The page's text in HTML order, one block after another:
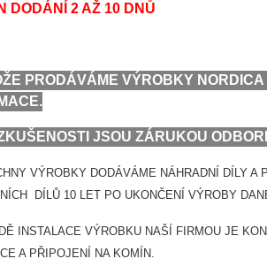
DODÁNÍ 2 AŽ 10 DNŮ
PRODÁVÁME VÝROBKY
JSOU ZÁRUKOU
VÝROBKY DODÁVÁME NÁHRADNÍ DÍLY
DÍLŮ 10 LET PO UKONČENÍ VÝROBY
INSTALACE VÝROBKU NAŠÍ FIRMOU JE
A PŘIPOJENÍ NA KOMÍN.